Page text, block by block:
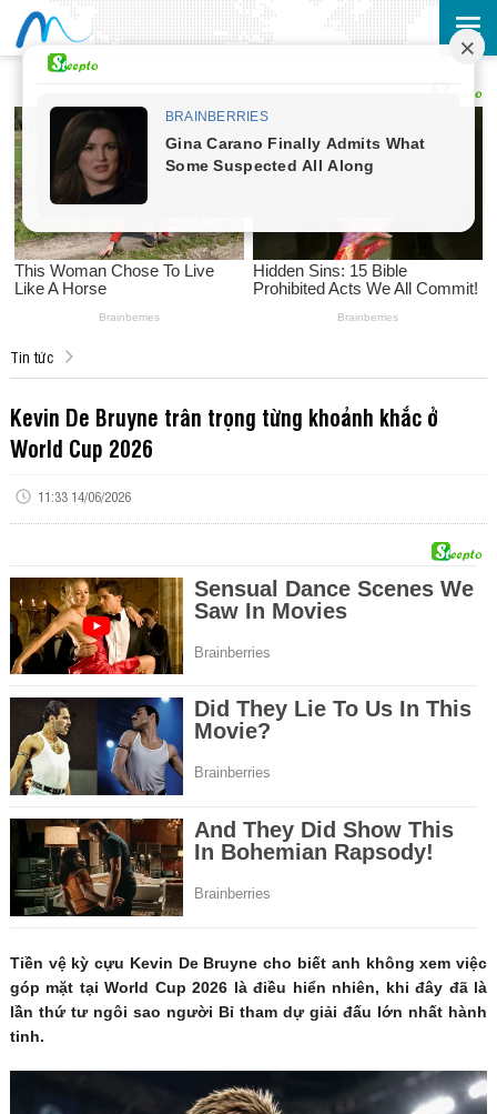
Tin tức
Kevin De Bruyne trân trọng từng khoảnh khắc ở
World Cup 2026
11:33 14/06/2026
Tiền vệ kỳ cựu Kevin De Bruyne cho biết anh không xem việc
góp mặt tại World Cup 2026 là điều hiển nhiên, khi đây đã là
lần thứ tư ngôi sao người Bỉ tham dự giải đấu lớn nhất hành
tinh.